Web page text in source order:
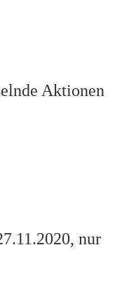
Aktionen
nur